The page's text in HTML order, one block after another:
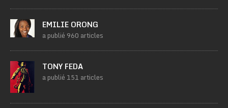
EMILIE ORONG
a publié 960 articles
TONY FEDA
a publié 151 articles